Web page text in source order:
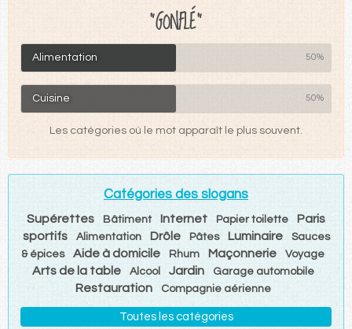
"GONFLÉ"
Alimentation 50%
Cuisine 50%
Les catégories où le mot apparaît le plus souvent.
Catégories des slogans
Supérettes Bâtiment Internet Papier toilette
Paris
sportifs
Alimentation Drôle Pâtes Luminaire
Sauces
& épices
Aide à domicile Rhum Maçonnerie Voyage
Arts de la table Alcool Jardin Garage automobile
Restauration Compagnie aérienne
Toutes les catégories